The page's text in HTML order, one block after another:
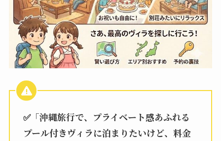
✅「沖縄旅行で、プライベート感あふれる
プール付きヴィラに泊まりたいけど、料金